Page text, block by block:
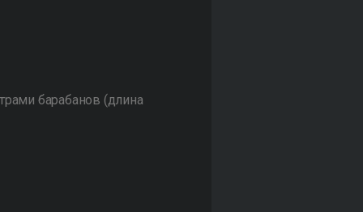
барабанов (длина